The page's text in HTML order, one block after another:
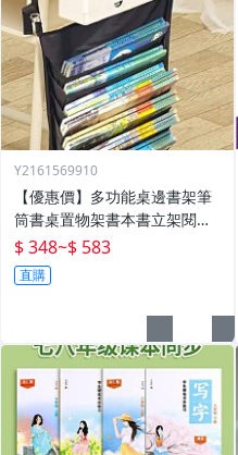
Y2161569910
【優惠價】多功能桌邊書架筆
筒書桌置物架書本書立架閱讀
架桌面神器整理
$ 348~$ 583
直購